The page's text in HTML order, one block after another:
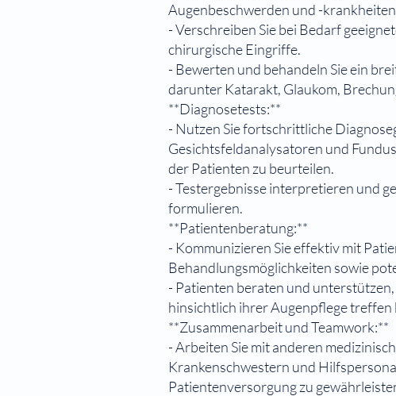
Augenbeschwerden und -
- Verschreiben Sie bei Bedarf
chirurgische Eingriffe.
- Bewerten und behandeln Sie ein
darunter Katarakt, Glaukom,
**Diagnosetests:**
- Nutzen Sie fortschrittliche
Gesichtsfeldanalysatoren und
der Patienten zu beurteilen.
- Testergebnisse interpretieren und
formulieren.
**Patientenberatung:**
- Kommunizieren Sie effektiv mit
Behandlungsmöglichkeiten sowie
- Patienten beraten und
hinsichtlich ihrer Augenpflege treffen
**Zusammenarbeit und Teamwork:**
- Arbeiten Sie mit anderen
Krankenschwestern und
Patientenversorgung zu